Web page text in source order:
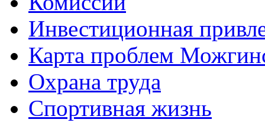
Инвестиционная
Карта проблем
Охрана труда
Спортивная жизнь